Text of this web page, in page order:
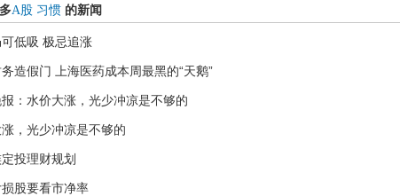
A股 习惯 的新闻
低吸 极忌追涨
造假门 上海医药成本周最黑的“天鹅”
：水价大涨，光少冲凉是不够的
，光少冲凉是不够的
投理财规划
股要看市净率